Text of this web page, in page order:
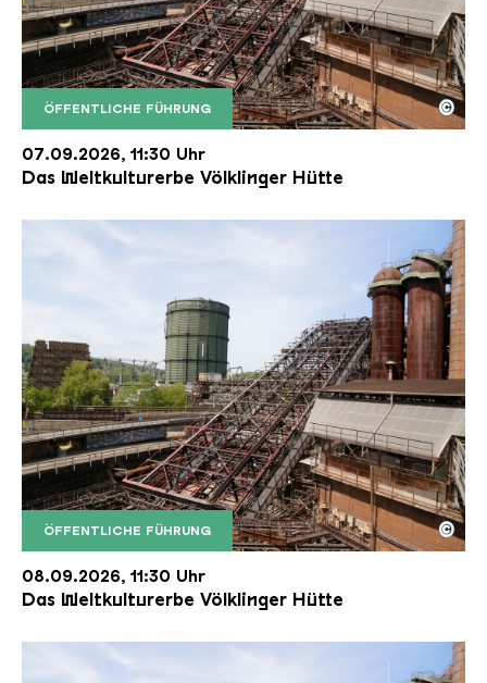
ÖFFENTLICHE FÜHRUNG
Der Erzschrägaufzug der Völklinger Hütte mit
Copyright: Weltkulturerbe Völklinger Hütte | Karl
©
07.09.2026, 11:30 Uhr
Das Weltkulturerbe Völklinger Hütte
ÖFFENTLICHE FÜHRUNG
Der Erzschrägaufzug der Völklinger Hütte mit
Copyright: Weltkulturerbe Völklinger Hütte | Karl
©
08.09.2026, 11:30 Uhr
Das Weltkulturerbe Völklinger Hütte